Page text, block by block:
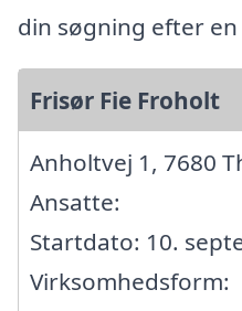
din søgning efter
Frisør Fie Froholt
Anholtvej 1, 7680
Ansatte:
Startdato: 10.
Virksomhedsform: